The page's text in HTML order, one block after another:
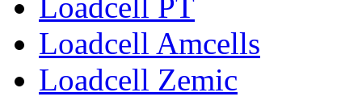
Loadcell PT
Loadcell Amcells
Loadcell Zemic